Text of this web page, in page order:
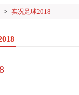
> 实况足球2018